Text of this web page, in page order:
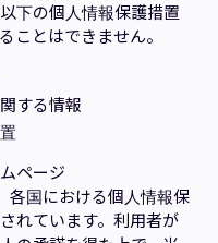
下の個人情報保護措置
ことはできません。
する情報
ページ
各国における個人情報保
れています。利用者が